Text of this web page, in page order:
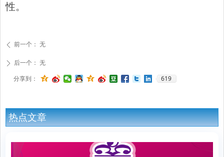
性。
热点文章
分享到： 619
ꄴ 前一个： 无
ꄲ 后一个： 无